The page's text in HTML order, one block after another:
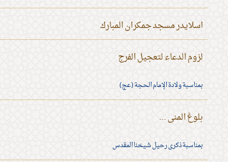
اسلايدر مسجد جمكران المبارك
لزوم الدعاء لتعجيل الفرج
بمناسبة ولادة الإمام الحجة (عج)
بلوغ المنى ...
بمناسبة ذكرى رحيل شيخنا المقدس